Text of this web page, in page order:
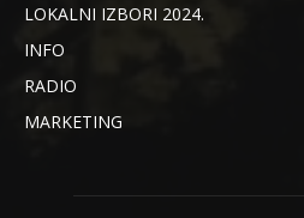
LOKALNI IZBORI 2024.
INFO
RADIO
MARKETING